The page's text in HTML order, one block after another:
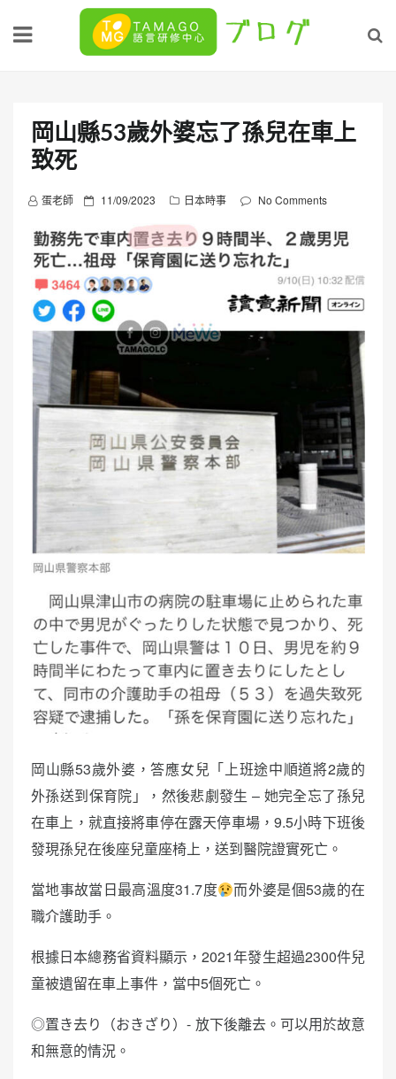
岡山縣53歲外婆忘了孫兒在車上
致死
蛋老師
P
s
t
e
d
o
11/09/2023 日本時事 No Comments
岡山縣53歲外婆，答應女兒「上班途中順道將2歲的
外孫送到保育院」，然後悲劇發生 – 她完全忘了孫兒
在車上，就直接將車停在露天停車場，9.5小時下班後
發現孫兒在後座兒童座椅上，送到醫院證實死亡。
當地事故當日最高溫度31.7度
而外婆是個53歲的在
職介護助手。
根據日本總務省資料顯示，2021年發生超過2300件兒
童被遺留在車上事件，當中5個死亡。
◎置き去り（おきざり）- 放下後離去。可以用於故意
和無意的情況。